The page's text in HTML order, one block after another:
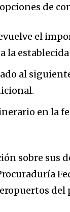
de
el
la
al
en la
sobre sus
del